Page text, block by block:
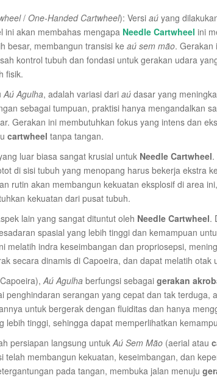
/ One-Handed Cartwheel): Versi aú yang
ini akan membahas mengapa Needle Cartwheel ini
besar, membangun transisi ke aú sem mão. Gerakan
kontrol tubuh dan fondasi untuk gerakan udara
fisik.
Aú Agulha, adalah variasi dari aú dasar yang
sebagai tumpuan, praktisi hanya mengandalkan
Gerakan ini membutuhkan fokus yang intens dan
cartwheel tanpa tangan.
luar biasa sangat krusial untuk Needle Cartwheel.
di sisi tubuh yang menopang harus bekerja ekstra
rutin akan membangun kekuatan eksplosif di area
kekuatan dari pusat tubuh.
lain yang sangat dituntut oleh Needle Cartwheel.
spasial yang lebih tinggi dan kemampuan
melatih indra keseimbangan dan propriosepsi,
secara dinamis di Capoeira, dan dapat melatih otak
Aú Agulha berfungsi sebagai gerakan
penghindaran serangan yang cepat dan tak terduga,
untuk bergerak dengan fluiditas dan hanya
lebih tinggi, sehingga dapat memperlihatkan
persiapan langsung untukAú Sem Mão (aerial atau
telah membangun kekuatan, keseimbangan, dan
pada tangan, membuka jalan menuju